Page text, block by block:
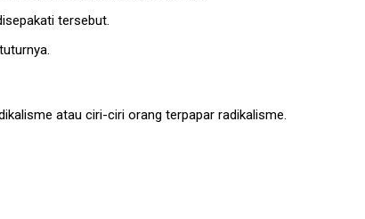
tersebut.
atau ciri-ciri orang terpapar radikalisme.